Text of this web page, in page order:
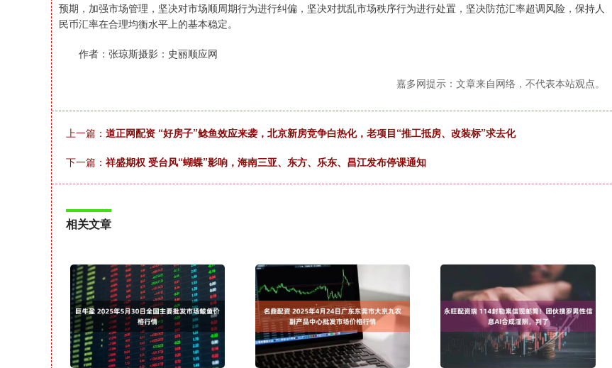
预期，加强市场管理，坚决对市场顺周期行为进行纠偏，坚决对扰乱市场秩序行为进行处置，坚决防范汇率超调风险，保持人
民币汇率在合理均衡水平上的基本稳定。
作者：张琼斯摄影：史丽顺应网
嘉多网提示：文章来自网络，不代表本站观点。
上一篇： 道正网配资 “好房子”鲶鱼效应来袭，北京新房竞争白热化，老项目“推工抵房、改装标”求去化
下一篇： 祥盛期权 受台风“蝴蝶”影响，海南三亚、东方、乐东、昌江发布停课通知
相关文章